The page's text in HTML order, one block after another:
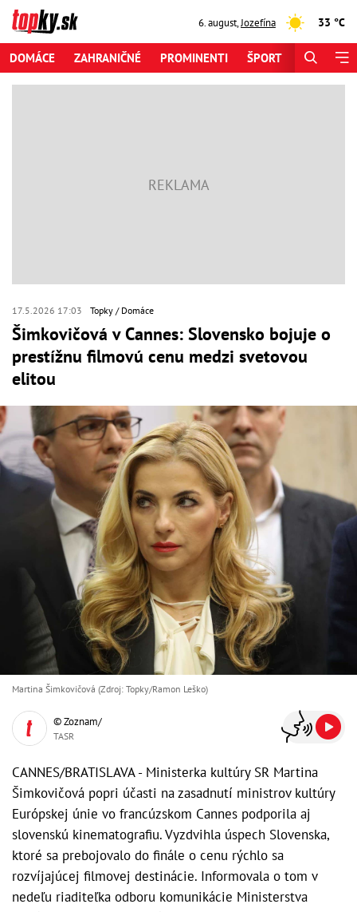
6. august,Jozefína 33 °C
DOMÁCE ZAHRANIČNÉ PROMINENTI ŠPORT
17.5.2026 17:03 Topky Domáce
Šimkovičová v Cannes: Slovensko bojuje o
prestížnu filmovú cenu medzi svetovou
elitou
Martina Šimkovičová (Zdroj: Topky/Ramon Leško)
© Zoznam/
TASR
CANNES/BRATISLAVA - Ministerka kultúry SR Martina
Šimkovičová popri účasti na zasadnutí ministrov kultúry
Európskej únie vo francúzskom Cannes podporila aj
slovenskú kinematografiu. Vyzdvihla úspech Slovenska,
ktoré sa prebojovalo do finále o cenu rýchlo sa
rozvíjajúcej filmovej destinácie. Informovala o tom v
nedeľu riaditeľka odboru komunikácie Ministerstva